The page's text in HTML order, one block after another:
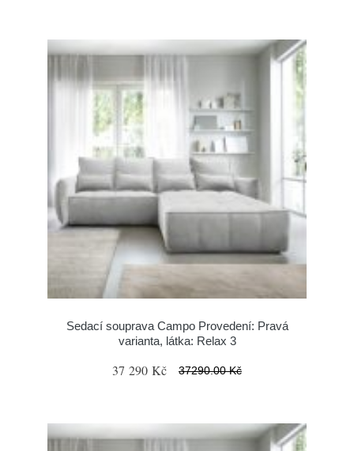
Sedací souprava Campo Provedení: Pravá
varianta, látka: Relax 3
37 290 Kč 37290.00 Kč